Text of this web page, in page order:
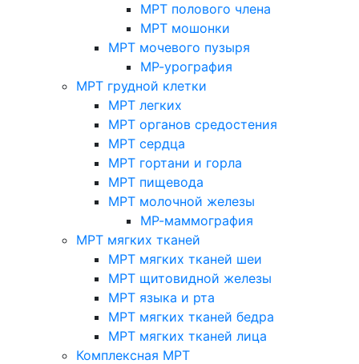
МРТ полового члена
МРТ мошонки
МРТ мочевого пузыря
МР-урография
МРТ грудной клетки
МРТ легких
МРТ органов средостения
МРТ сердца
МРТ гортани и горла
МРТ пищевода
МРТ молочной железы
МР-маммография
МРТ мягких тканей
МРТ мягких тканей шеи
МРТ щитовидной железы
МРТ языка и рта
МРТ мягких тканей бедра
МРТ мягких тканей лица
Комплексная МРТ